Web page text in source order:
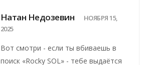
Натан Недозевин
НОЯБРЯ 15,
2025
Вот смотри - если ты вбиваешь в
поиск «Rocky SOL» - тебе выдаётся